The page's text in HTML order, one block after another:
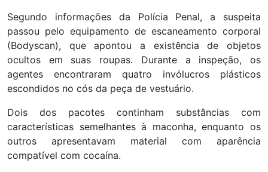
Segundo informações da Polícia Penal, a suspeita
passou pelo equipamento de escaneamento corporal
(Bodyscan), que apontou a existência de objetos
ocultos em suas roupas. Durante a inspeção, os
agentes encontraram quatro invólucros plásticos
escondidos no cós da peça de vestuário.
Dois dos pacotes continham substâncias com
características semelhantes à maconha, enquanto os
outros apresentavam material com aparência
compatível com cocaína.